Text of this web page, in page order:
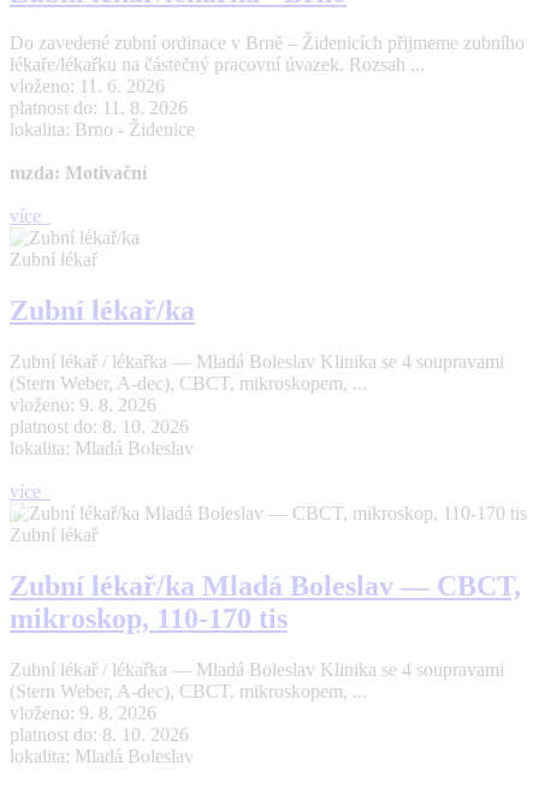
Do zavedené zubní ordinace v Brně – Židenicích přijmeme zubního
lékaře/lékařku na částečný pracovní úvazek. Rozsah ...
vloženo: 11. 6. 2026
platnost do: 11. 8. 2026
lokalita: Brno - Židenice
mzda: Motivační
více
Zubní lékař
Zubní lékař/ka
Zubní lékař / lékařka — Mladá Boleslav Klinika se 4 soupravami
(Stern Weber, A-dec), CBCT, mikroskopem, ...
vloženo: 9. 8. 2026
platnost do: 8. 10. 2026
lokalita: Mladá Boleslav
více
Zubní lékař
Zubní lékař/ka Mladá Boleslav — CBCT,
mikroskop, 110-170 tis
Zubní lékař / lékařka — Mladá Boleslav Klinika se 4 soupravami
(Stern Weber, A-dec), CBCT, mikroskopem, ...
vloženo: 9. 8. 2026
platnost do: 8. 10. 2026
lokalita: Mladá Boleslav